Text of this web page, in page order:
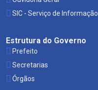
SIC - Serviço de Informação
Estrutura do Governo
Prefeito
Secretarias
Órgãos